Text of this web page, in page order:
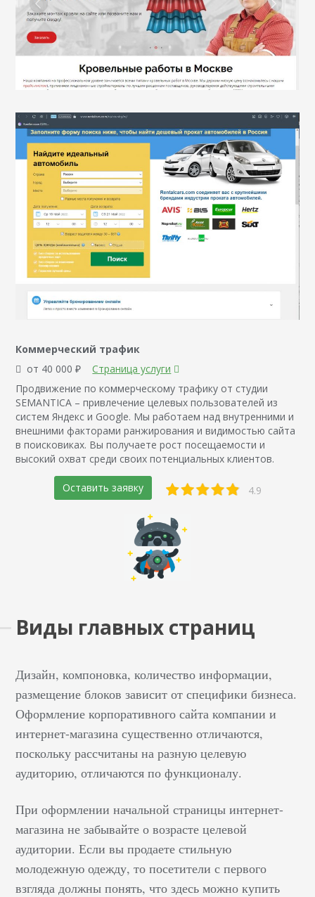
Коммерческий трафик
от 40 000 ₽
Страница услуги
Продвижение по коммерческому трафику от студии
SEMANTICA – привлечение целевых пользователей из
систем Яндекс и Google. Мы работаем над внутренними и
внешними факторами ранжирования и видимостью сайта
в поисковиках. Вы получаете рост посещаемости и
высокий охват среди своих потенциальных клиентов.
Оставить заявку 4.9
Виды главных страниц
Дизайн, компоновка, количество информации,
размещение блоков зависит от специфики бизнеса.
Оформление корпоративного сайта компании и
интернет-магазина существенно отличаются,
поскольку рассчитаны на разную целевую
аудиторию, отличаются по функционалу.
При оформлении начальной страницы интернет-
магазина не забывайте о возрасте целевой
аудитории. Если вы продаете стильную
молодежную одежду, то посетители с первого
взгляда должны понять, что здесь можно купить